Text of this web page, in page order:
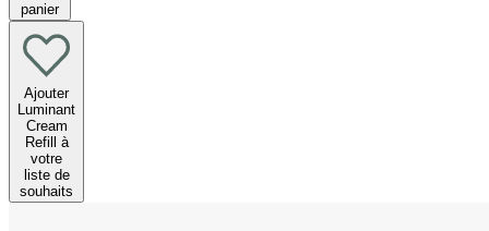
panier
Ajouter
Luminant
Cream
Refill à
votre
liste de
souhaits